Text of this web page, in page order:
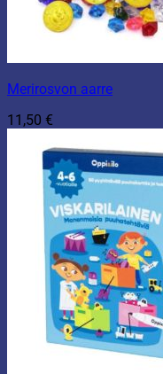
Merirosvon aarre
11,50 €